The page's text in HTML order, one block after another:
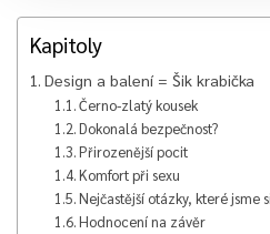
Kapitoly
Design a balení = Šik krabička
Černo-zlatý kousek
Dokonalá bezpečnost?
Přirozenější pocit
Komfort při sexu
Nejčastější otázky, které jsme
Hodnocení na závěr